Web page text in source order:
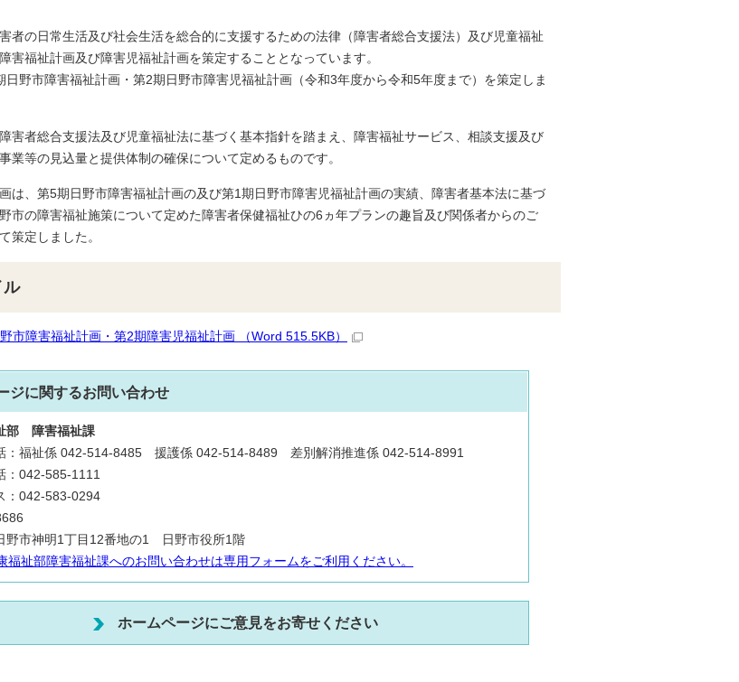
者の日常生活及び社会生活を総合的に支援するための法律（障害者総合支援法）及び児童福祉
害福祉計画及び障害児福祉計画を策定することとなっています。
日野市障害福祉計画・第2期日野市障害児福祉計画（令和3年度から令和5年度まで）を策定しま
害者総合支援法及び児童福祉法に基づく基本指針を踏まえ、障害福祉サービス、相談支援及び
業等の見込量と提供体制の確保について定めるものです。
は、第5期日野市障害福祉計画の及び第1期日野市障害児福祉計画の実績、障害者基本法に基づ
市の障害福祉施策について定めた障害者保健福祉ひの6ヵ年プランの趣旨及び関係者からのご
策定しました。
ル
市障害福祉計画・第2期障害児福祉計画 （Word 515.5KB）
ジに関するお問い合わせ
部
障害福祉課
：福祉係 042-514-8485 援護係 042-514-8489 差別解消推進係 042-514-8991
：042-585-1111
：042-583-0294
野市神明1丁目12番地の1 日野市役所1階
福祉部障害福祉課へのお問い合わせは専用フォームをご利用ください。
ホームページにご意見をお寄せください